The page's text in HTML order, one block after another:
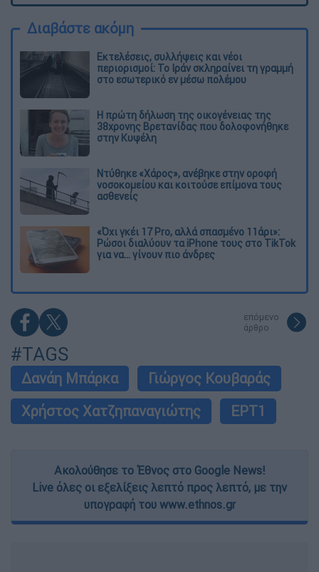
Διαβάστε ακόμη
Εκτελέσεις, συλλήψεις και νέοι
περιορισμοί: Το Ιράν σκληραίνει τη γραμμή
στο εσωτερικό εν μέσω πολέμου
Η πρώτη δήλωση της οικογένειας της
38χρονης Βρετανίδας που δολοφονήθηκε
στην Κυψέλη
Ντύθηκε «Χάρος», ανέβηκε στην οροφή
νοσοκομείου και κοιτούσε επίμονα τους
ασθενείς
«Όχι γκέι 17 Pro, αλλά σπασμένο 11άρι»:
Ρώσοι διαλύουν τα iPhone τους στο TikTok
για να... γίνουν πιο άνδρες
επόμενο
άρθρο
#TAGS
Δανάη Μπάρκα
Γιώργος Κουβαράς
Χρήστος Χατζηπαναγιώτης
ΕΡΤ1
Ακολούθησε το Έθνος στο Google News!
Live όλες οι εξελίξεις λεπτό προς λεπτό, με την
υπογραφή του www.ethnos.gr